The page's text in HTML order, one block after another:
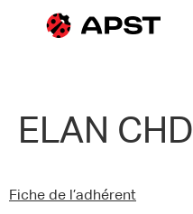
Qui sommes-nous ?
ELAN CHD
Fiche de l’adhérent